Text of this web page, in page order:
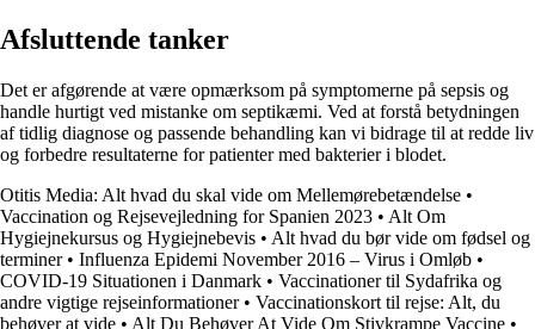
Afsluttende tanker
Det er afgørende at være opmærksom på symptomerne på sepsis og
handle hurtigt ved mistanke om septikæmi. Ved at forstå betydningen
af tidlig diagnose og passende behandling kan vi bidrage til at redde liv
og forbedre resultaterne for patienter med bakterier i blodet.
Otitis Media: Alt hvad du skal vide om Mellemørebetændelse •
Vaccination og Rejsevejledning for Spanien 2023 • Alt Om
Hygiejnekursus og Hygiejnebevis • Alt hvad du bør vide om fødsel og
terminer• Influenza Epidemi November 2016 – Virus i Omløb •
COVID-19 Situationen i Danmark • Vaccinationer til Sydafrika og
andre vigtige rejseinformationer• Vaccinationskort til rejse: Alt, du
behøver at vide • Alt Du Behøver At Vide Om Stivkrampe Vaccine •